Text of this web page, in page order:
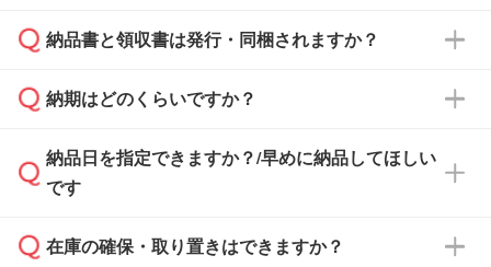
基本的には先入金をお願いしておりますが、自
どの場合は、月末締め翌月末払いに対応可能で
また、卒業・卒園記念品で対策委員会や個人様
校や幼稚園・保育園であれば、同様の条件でご
納品書と領収書は発行・同梱されますか？
納品書・領収書は ご依頼をいただいた場合の
ず、通常はPDFデータをメール添付でお送りし
ます。
たは注文フォームの『ご注文に関する備考欄』
納期はどのくらいですか？
・印刷する場合(500個程度)
ご入金、イメージ画像の校了から約2週間～2
納品日を指定できますか？/早めに納品してほしい
です
ご希望の納期がある場合は、お問い合わせ・お
在庫の確保・取り置きはできますか？